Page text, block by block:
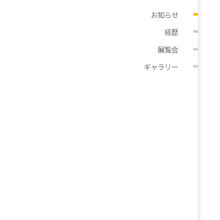
お知らせ
経歴
展覧会
ギャラリー